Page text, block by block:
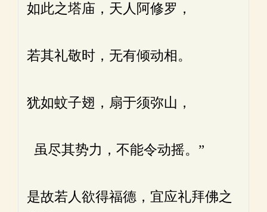
如此之塔庙，天人阿修罗，
若其礼敬时，无有倾动相。
犹如蚊子翅，扇于须弥山，
虽尽其势力，不能令动摇。”
是故若人欲得福德，宜应礼拜佛之